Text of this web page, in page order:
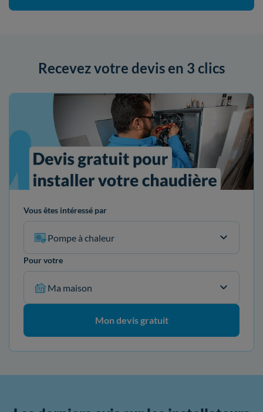
Recevez votre devis en 3 clics
Vous êtes intéressé par
Pompe à chaleur
Pour votre
Ma maison
Mon devis gratuit